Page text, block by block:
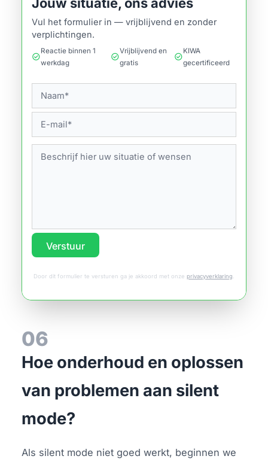
Vul het formulier in — vrijblijvend en zonder
verplichtingen.
check_circle
Reactie binnen 1
werkdag
check_circle
Vrijblijvend en
gratis
check_circle
KIWA
gecertificeerd
Verstuur
Door dit formulier te versturen ga je akkoord met onze privacyverklaring
06
Hoe onderhoud en oplossen
van problemen aan silent
mode?
Als silent mode niet goed werkt, beginnen we